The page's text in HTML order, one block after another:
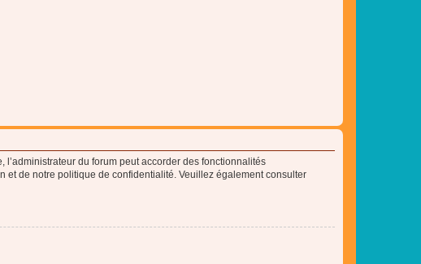
du forum peut accorder des fonctionnalités
et de notre politique de confidentialité. Veuillez également consulter